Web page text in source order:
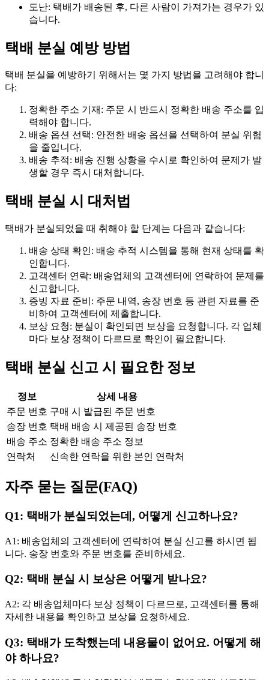
도난: 택배가 배송된 후, 다른 사람이 가져가는 경우가 있
습니다.
택배 분실 예방 방법
택배 분실을 예방하기 위해서는 몇 가지 방법을 고려해야 합니
다:
정확한 주소 기재: 주문 시 반드시 정확한 배송 주소를 입
력해야 합니다.
배송 옵션 선택: 안전한 배송 옵션을 선택하여 분실 위험
을 줄입니다.
배송 추적: 배송 진행 상황을 수시로 확인하여 문제가 발
생할 경우 즉시 대처합니다.
택배 분실 시 대처법
택배가 분실되었을 때 취해야 할 단계는 다음과 같습니다:
배송 상태 확인: 배송 추적 시스템을 통해 현재 상태를 확
인합니다.
고객센터 연락: 배송업체의 고객센터에 연락하여 문제를
신고합니다.
증빙 자료 준비: 주문 내역, 송장 번호 등 관련 자료를 준
비하여 고객센터에 제출합니다.
보상 요청: 분실이 확인되면 보상을 요청합니다. 각 업체
마다 보상 정책이 다르므로 확인이 필요합니다.
택배 분실 신고 시 필요한 정보
정보
상세 내용
주문 번호 구매 시 발급된 주문 번호
송장 번호 택배 배송 시 제공된 송장 번호
배송 주소 정확한 배송 주소 정보
연락처
신속한 연락을 위한 본인 연락처
자주 묻는 질문(FAQ)
Q1: 택배가 분실되었는데, 어떻게 신고하나요?
A1: 배송업체의 고객센터에 연락하여 분실 신고를 하시면 됩
니다. 송장 번호와 주문 번호를 준비하세요.
Q2: 택배 분실 시 보상은 어떻게 받나요?
A2: 각 배송업체마다 보상 정책이 다르므로, 고객센터를 통해
자세한 내용을 확인하고 보상을 요청하세요.
Q3: 택배가 도착했는데 내용물이 없어요. 어떻게 해
야 하나요?